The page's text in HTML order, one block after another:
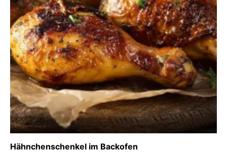
Hähnchenschenkel im Backofen